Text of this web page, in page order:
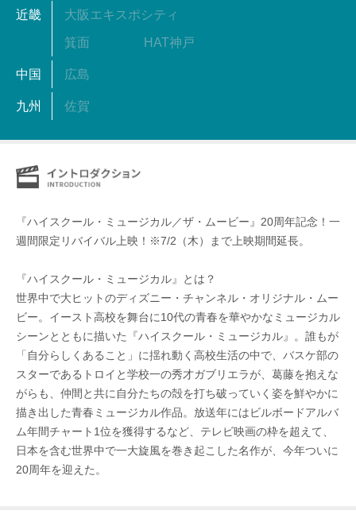
近畿 大阪エキスポシティ
箕面 HAT神戸
中国 広島
九州 佐賀
『ハイスクール・ミュージカル／ザ・ムービー』20周年記念！一
週間限定リバイバル上映！※7/2（木）まで上映期間延長。
『ハイスクール・ミュージカル』とは？
世界中で大ヒットのディズニー・チャンネル・オリジナル・ムー
ビー。イースト高校を舞台に10代の青春を華やかなミュージカル
シーンとともに描いた『ハイスクール・ミュージカル』。誰もが
「自分らしくあること」に揺れ動く高校生活の中で、バスケ部の
スターであるトロイと学校一の秀才ガブリエラが、葛藤を抱えな
がらも、仲間と共に自分たちの殻を打ち破っていく姿を鮮やかに
描き出した青春ミュージカル作品。放送年にはビルボードアルバ
ム年間チャート1位を獲得するなど、テレビ映画の枠を超えて、
日本を含む世界中で一大旋風を巻き起こした名作が、今年ついに
20周年を迎えた。